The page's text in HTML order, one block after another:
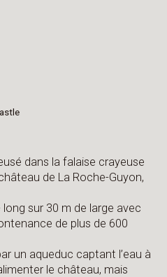
dans la falaise crayeuse
de La Roche-Guyon,
long sur 30 m de large avec
de plus de 600
un aqueduc captant l’eau à
le château, mais